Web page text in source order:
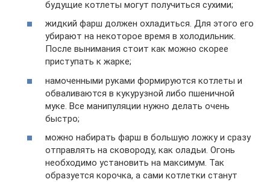
будущие котлеты могут получиться сухими;
жидкий фарш должен охладиться. Для этого его
убирают на некоторое время в холодильник.
После вынимания стоит как можно скорее
приступать к жарке;
намоченными руками формируются котлеты и
обваливаются в кукурузной либо пшеничной
муке. Все манипуляции нужно делать очень
быстро;
можно набирать фарш в большую ложку и сразу
отправлять на сковороду, как оладьи. Огонь
необходимо установить на максимум. Так
образуется корочка, а сами котлетки станут